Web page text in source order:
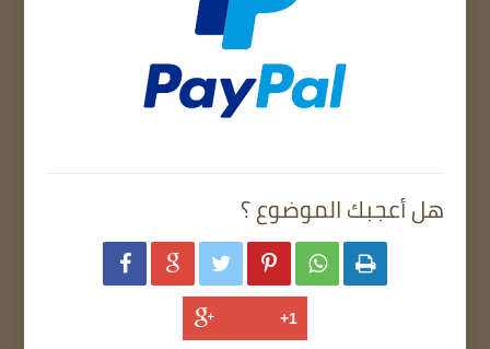
هل أعجبك الموضوع ؟
     